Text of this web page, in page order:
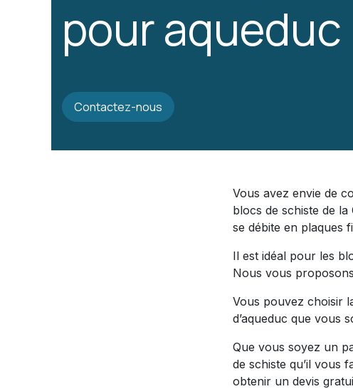
pour aqueduc
Contactez-nous
Vous avez envie de
blocs de schiste de
se débite en plaques
Il est idéal pour les
Nous vous
Vous pouvez choisir
d’aqueduc que vous
Que vous soyez un
de schiste qu’il vous
obtenir un devis